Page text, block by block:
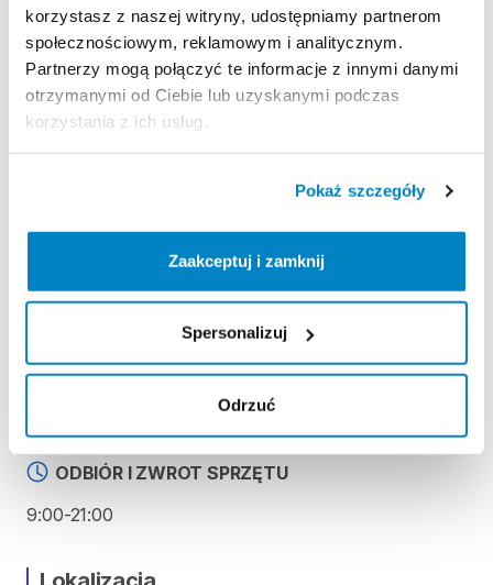
korzystasz z naszej witryny, udostępniamy partnerom
społecznościowym, reklamowym i analitycznym.
Partnerzy mogą połączyć te informacje z innymi danymi
otrzymanymi od Ciebie lub uzyskanymi podczas
korzystania z ich usług.
Pokaż szczegóły
Zaakceptuj i zamknij
Spersonalizuj
Odrzuć
Strona produktu w sklepie
Zasady wypożyczenia
Regulamin wypożyczalni
Nie pobieramy kaucji za wypożyczenie tego
ODBIÓR I ZWROT SPRZĘTU
9:00-21:00